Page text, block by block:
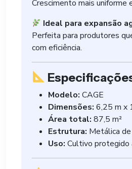
Crescimento mais uniforme
Ideal para expansão
Perfeita para produtores
com eficiência.
Modelo: CAGE
Dimensões: 6,25 m x
Área total: 87,5 m²
Estrutura: Metálica
Uso: Cultivo protegido